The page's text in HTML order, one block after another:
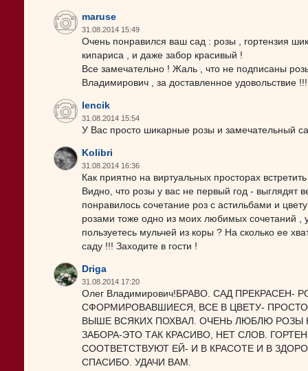
maruse
31.08.2014 15:49
Очень понравился ваш сад : розы , гортензия
кипариса , и даже забор красивый !
Все замечательно ! Жаль , что не подписаны
Владимирович , за доставленное удовольствие !!!
lencik
31.08.2014 15:54
У Вас просто шикарные розы и замечательный
Kolibri
31.08.2014 16:36
Как приятно на виртуальных просторах
Видно, что розы у вас не первый год - выглядят
понравилось сочетание роз с астильбами и
розами тоже одно из моих любимых сочетаний ,
пользуетесь мульчей из коры ? На сколько ее
саду !!! Заходите в гости !
Driga
31.08.2014 17:20
Олег Владимирович!БРАВО. САД
СФОРМИРОВАВШИЕСЯ, ВСЕ В ЦВЕТУ-
ВЫШЕ ВСЯКИХ ПОХВАЛ. ОЧЕНЬ ЛЮБЛЮ РОЗЫ
ЗАБОРА-ЭТО ТАК КРАСИВО, НЕТ СЛОВ.
СООТВЕТСТВУЮТ ЕЙ- И В КРАСОТЕ И В
СПАСИБО. УДАЧИ ВАМ.